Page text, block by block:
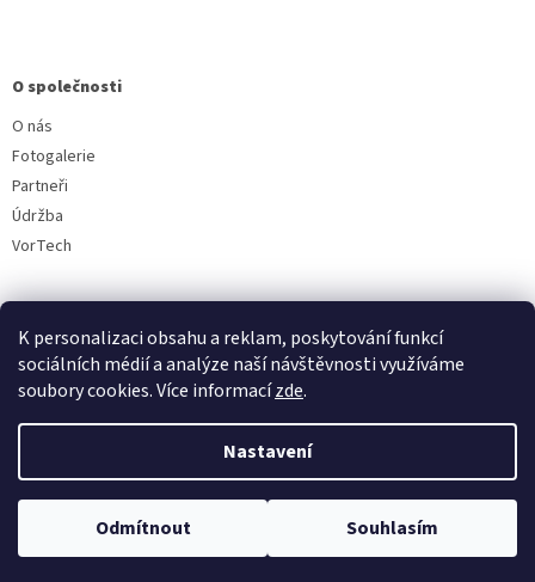
K personalizaci obsahu a reklam, poskytování funkcí
sociálních médií a analýze naší návštěvnosti využíváme
soubory cookies. Více informacízde.
Nastavení
Odmítnout Souhlasím
O společnosti
O nás
Fotogalerie
Partneři
Údržba
VorTech
Copyright 2026Aquavala.cz. Všechna práva vyhrazena.Upravit